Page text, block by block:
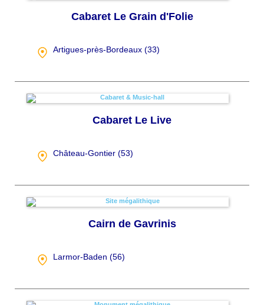
Cabaret Le Grain d'Folie
Artigues-près-Bordeaux (33)
Cabaret Le Live
Château-Gontier (53)
Cairn de Gavrinis
Larmor-Baden (56)